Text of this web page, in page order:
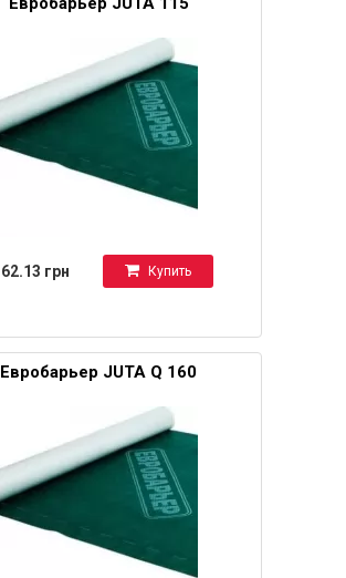
62.13 грн Купить
Евробарьер JUTA Q 160